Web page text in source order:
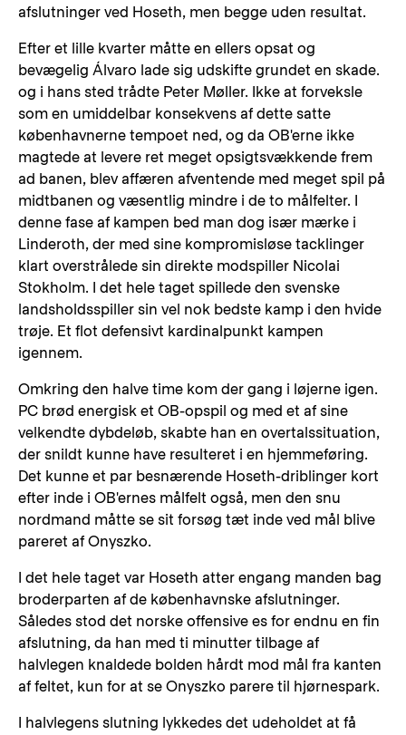
afslutninger ved Hoseth, men begge uden resultat.
Efter et lille kvarter måtte en ellers opsat og
bevægelig Álvaro lade sig udskifte grundet en skade.
og i hans sted trådte Peter Møller. Ikke at forveksle
som en umiddelbar konsekvens af dette satte
københavnerne tempoet ned, og da OB'erne ikke
magtede at levere ret meget opsigtsvækkende frem
ad banen, blev affæren afventende med meget spil på
midtbanen og væsentlig mindre i de to målfelter. I
denne fase af kampen bed man dog især mærke i
Linderoth, der med sine kompromisløse tacklinger
klart overstrålede sin direkte modspiller Nicolai
Stokholm. I det hele taget spillede den svenske
landsholdsspiller sin vel nok bedste kamp i den hvide
trøje. Et flot defensivt kardinalpunkt kampen
igennem.
Omkring den halve time kom der gang i løjerne igen.
PC brød energisk et OB-opspil og med et af sine
velkendte dybdeløb, skabte han en overtalssituation,
der snildt kunne have resulteret i en hjemmeføring.
Det kunne et par besnærende Hoseth-driblinger kort
efter inde i OB'ernes målfelt også, men den snu
nordmand måtte se sit forsøg tæt inde ved mål blive
pareret af Onyszko.
I det hele taget var Hoseth atter engang manden bag
broderparten af de københavnske afslutninger.
Således stod det norske offensive es for endnu en fin
afslutning, da han med ti minutter tilbage af
halvlegen knaldede bolden hårdt mod mål fra kanten
af feltet, kun for at se Onyszko parere til hjørnespark.
I halvlegens slutning lykkedes det udeholdet at få